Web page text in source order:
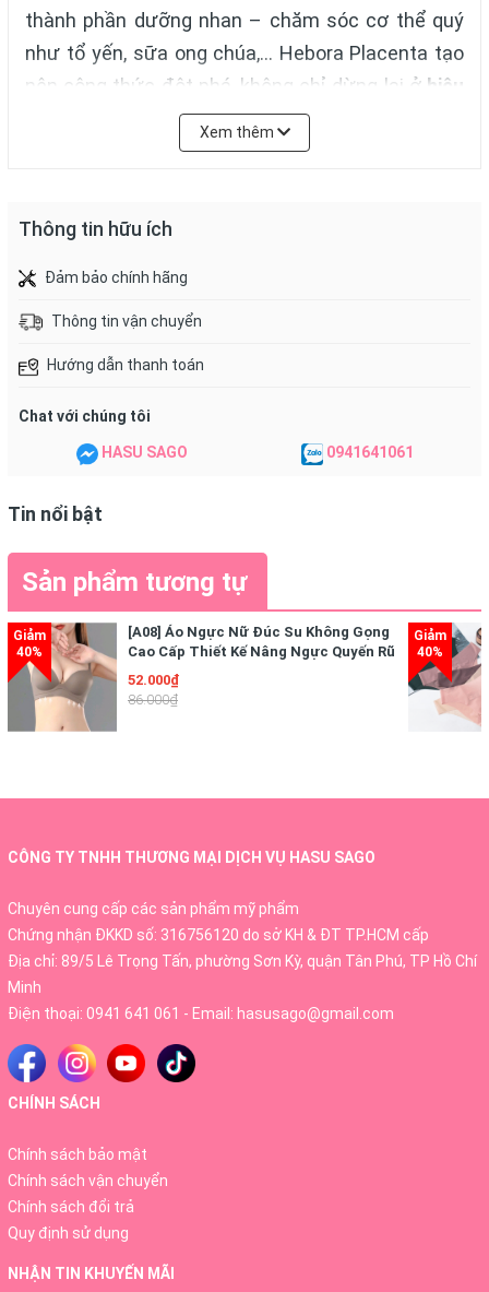
thành phần dưỡng nhan – chăm sóc cơ thể quý
như tổ yến, sữa ong chúa,… Hebora Placenta tạo
nên công thức đột phá, không chỉ dừng lại ở hiệu
quả phục hồi, chống lão hóamà còn
sức khỏe, giảm suy nhược, căng thẳng
Dồn trọn vẹn tâm huyết suốt nhiều năm nghiên
cứu và phát triển, Hebora đã tinh chế thành công
hợp chất Placenta dưới dạng phân tử Nano cùng
quả phục hồi và trẻ hóa làn da – cơ thể, Hebora
toàn khác về tiêu chuẩn của cái đẹp – một vẻ đẹp
tự thân, một thanh xuân tươi trẻ và một cơ thể
thơm ngọt ngào.
1. Công dụng nước uống bổ sung tế bào
gốc Hebora Placenta chính hãng Nhật
Bản
Tăng sinh tế bào gốc mới khỏe mạnh đồng thời
phục hồi các tế bào bị tổn thương.
nhăn, tăng sự đàn hồi, trẻ hóa và cải thiện cấu
Xem thêm
Thông tin hữu ích
Đảm bảo chính hãng
Thông tin vận chuyển
Hướng dẫn thanh toán
Chat với chúng tôi
HASU SAGO 0941641061
Tin nổi bật
Sản phẩm tương tự
[A08] Áo Ngực Nữ Đúc Su Không Gọng
Cao Cấp Thiết Kế Nâng Ngực Quyến Rũ
Điệu Đà
52.000₫
86.000₫
CÔNG TY TNHH THƯƠNG MẠI DỊCH VỤ HASU SAGO
Chuyên cung cấp các sản phẩm mỹ phẩm
Chứng nhận ĐKKD số: 316756120 do sở KH & ĐT TP.HCM cấp
Địa chỉ: 89/5 Lê Trọng Tấn, phường Sơn Kỳ, quận Tân Phú, TP Hồ Chí
Minh
Điện thoại: 0941 641 061 - Email: hasusago@gmail.com
CHÍNH SÁCH
Chính sách bảo mật
Chính sách vận chuyển
Chính sách đổi trả
Quy định sử dụng
NHẬN TIN KHUYẾN MÃI